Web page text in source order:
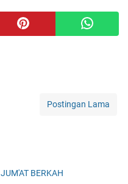
Postingan Lama
JUM'AT BERKAH